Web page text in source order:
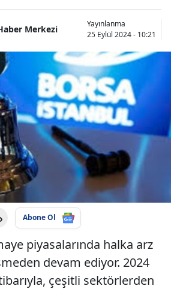
Merkezi
Yayınlanma
25 Eylül 2024 - 10:21
Abone Ol
piyasalarında halka arz
devam ediyor. 2024
itibarıyla, çeşitli sektörlerden